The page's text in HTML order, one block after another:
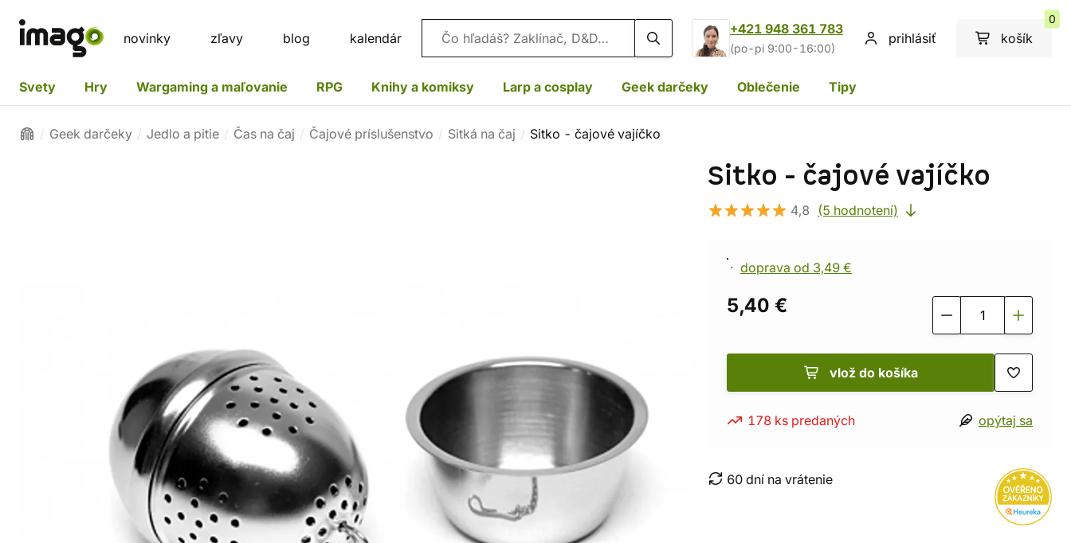
novinky zľavy blog kalendár Vyhľadávanie
+421 948 361 783
(po-pi 9:00-16:00)
prihlásiť košík
0
Svety Hry Wargaming a maľovanie RPG Knihy a komiksy Larp a cosplay Geek darčeky Oblečenie Tipy
Geek darčeky Jedlo a pitie Čas na čaj Čajové príslušenstvo Sitká na čaj Sitko - čajové vajíčko
Sitko - čajové vajíčko
4,8 (5 hodnotení)
doprava od 3,49 €
5,40 €
vlož do košíka
178 ks predaných opýtaj sa
60 dní na vrátenie